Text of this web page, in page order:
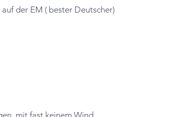
der EM ( bester Deutscher)
mit fast keinem Wind